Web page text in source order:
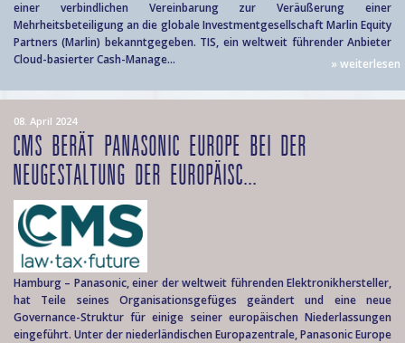
einer verbindlichen Vereinbarung zur Veräußerung einer
Mehrheitsbeteiligung an die globale Investmentgesellschaft Marlin Equity
Partners (Marlin) bekanntgegeben. TIS, ein weltweit führender Anbieter
Cloud-basierter Cash-Manage...
» weiterlesen
08. April 2024
CMS BERÄT PANASONIC EUROPE BEI DER
NEUGESTALTUNG DER EUROPÄISC...
Hamburg – Panasonic, einer der weltweit führenden Elektronikhersteller,
hat Teile seines Organisationsgefüges geändert und eine neue
Governance-Struktur für einige seiner europäischen Niederlassungen
eingeführt. Unter der niederländischen Europazentrale, Panasonic Europe